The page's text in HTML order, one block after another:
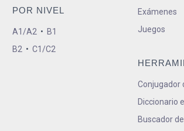
POR NIVEL
A1/A2 • B1
B2 • C1/C2
Exámenes
Juegos
Conjugador
Diccionario
Buscador